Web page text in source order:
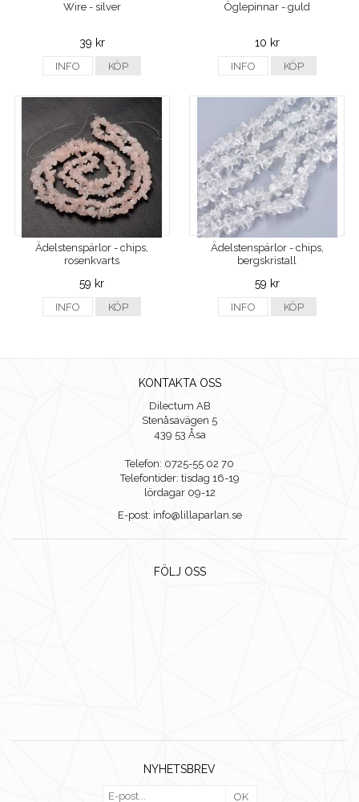
Wire - silver
39 kr
INFO KÖP
Öglepinnar - guld
10 kr
INFO KÖP
Ädelstenspärlor - chips,
rosenkvarts
59 kr
INFO KÖP
Ädelstenspärlor - chips,
bergskristall
59 kr
INFO KÖP
KONTAKTA OSS
Dilectum AB
Stenåsavägen 5
439 53 Åsa
Telefon: 0725-55 02 70
Telefontider: tisdag 16-19
lördagar 09-12
E-post: info@lillaparlan.se
FÖLJ OSS
NYHETSBREV
OK